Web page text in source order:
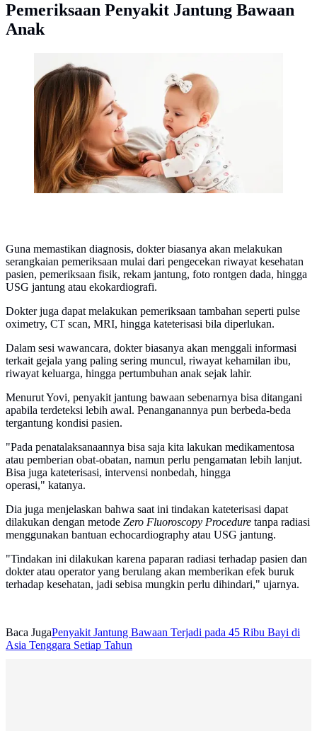
Pemeriksaan Penyakit Jantung Bawaan
Anak
Bayi sulit menyusu hingga bibir kebiruan bisa jadi
tanda penyakit jantung bawaan, orang tua wajib
waspada. © Ilustrasi dibuat AI
Guna memastikan diagnosis, dokter biasanya akan melakukan
serangkaian pemeriksaan mulai dari pengecekan riwayat kesehatan
pasien, pemeriksaan fisik, rekam jantung, foto rontgen dada, hingga
USG jantung atau ekokardiografi.
Dokter juga dapat melakukan pemeriksaan tambahan seperti pulse
oximetry, CT scan, MRI, hingga kateterisasi bila diperlukan.
Dalam sesi wawancara, dokter biasanya akan menggali informasi
terkait gejala yang paling sering muncul, riwayat kehamilan ibu,
riwayat keluarga, hingga pertumbuhan anak sejak lahir.
Menurut Yovi, penyakit jantung bawaan sebenarnya bisa ditangani
apabila terdeteksi lebih awal. Penanganannya pun berbeda-beda
tergantung kondisi pasien.
"Pada penatalaksanaannya bisa saja kita lakukan medikamentosa
atau pemberian obat-obatan, namun perlu pengamatan lebih lanjut.
Bisa juga kateterisasi, intervensi nonbedah, hingga
operasi," katanya.
Dia juga menjelaskan bahwa saat ini tindakan kateterisasi dapat
dilakukan dengan metode Zero Fluoroscopy Procedure tanpa radiasi
menggunakan bantuan echocardiography atau USG jantung.
"Tindakan ini dilakukan karena paparan radiasi terhadap pasien dan
dokter atau operator yang berulang akan memberikan efek buruk
terhadap kesehatan, jadi sebisa mungkin perlu dihindari," ujarnya.
Baca JugaPenyakit Jantung Bawaan Terjadi pada 45 Ribu Bayi di
Asia Tenggara Setiap Tahun